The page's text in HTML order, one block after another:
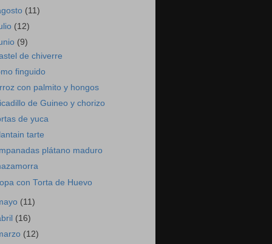
(11)
(12)
(9)
de chiverre
finguido
con palmito y hongos
de Guineo y chorizo
de yuca
tarte
plátano maduro
con Torta de Huevo
(11)
(16)
(12)